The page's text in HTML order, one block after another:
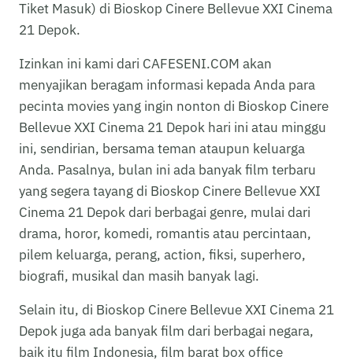
Tiket Masuk) di Bioskop Cinere Bellevue XXI Cinema
21 Depok.
Izinkan ini kami dari CAFESENI.COM akan
menyajikan beragam informasi kepada Anda para
pecinta movies yang ingin nonton di Bioskop Cinere
Bellevue XXI Cinema 21 Depok hari ini atau minggu
ini, sendirian, bersama teman ataupun keluarga
Anda. Pasalnya, bulan ini ada banyak film terbaru
yang segera tayang di Bioskop Cinere Bellevue XXI
Cinema 21 Depok dari berbagai genre, mulai dari
drama, horor, komedi, romantis atau percintaan,
pilem keluarga, perang, action, fiksi, superhero,
biografi, musikal dan masih banyak lagi.
Selain itu, di Bioskop Cinere Bellevue XXI Cinema 21
Depok juga ada banyak film dari berbagai negara,
baik itu film Indonesia, film barat box office